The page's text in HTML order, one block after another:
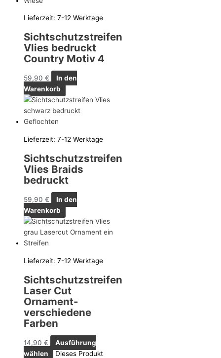
Lieferzeit: 7-12 Werktage
Sichtschutzstreifen
Vlies bedruckt
Country Motiv 4
59,90 €
In den
Warenkorb
Lieferzeit: 7-12 Werktage
Sichtschutzstreifen
Vlies Braids
bedruckt
59,90 €
In den
Warenkorb
Lieferzeit: 7-12 Werktage
Sichtschutzstreifen
Laser Cut
Ornament-
verschiedene
Farben
14,90 €
Ausführung
wählen
Dieses Produkt